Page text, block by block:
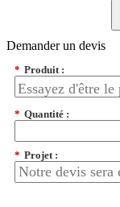
Demander un devis
* Produit :
* Quantité :
* Projet :